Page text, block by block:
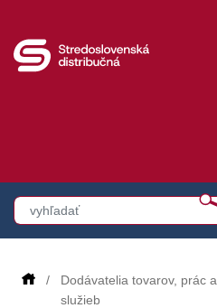
Dodávatelia tovarov, prác a
služieb